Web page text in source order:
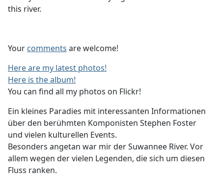
this river.
Your comments are welcome!
Here are my latest photos!
Here is the album!
You can find all my photos on Flickr!
Ein kleines Paradies mit interessanten Informationen
über den berühmten Komponisten Stephen Foster
und vielen kulturellen Events.
Besonders angetan war mir der Suwannee River. Vor
allem wegen der vielen Legenden, die sich um diesen
Fluss ranken.